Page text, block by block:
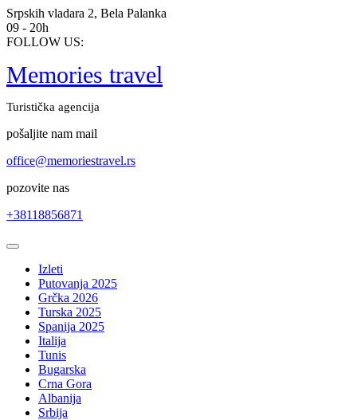
Skip
to
content
Srpskih vladara 2, Bela Palanka
09 - 20h
FOLLOW US:
Memories travel
Turistička agencija
pošaljite nam mail
office@memoriestravel.rs
pozovite nas
+38118856871
Open
ButtonIzleti
Putovanja 2025
Grčka 2026
Turska 2025
Spanija 2025
Italija
Tunis
Bugarska
Crna Gora
Albanija
Srbija